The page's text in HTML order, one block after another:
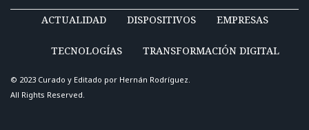
ACTUALIDAD DISPOSITIVOS EMPRESAS
TECNOLOGÍAS TRANSFORMACIÓN DIGITAL
© 2023 Curado y Editado por Hernán Rodríguez.
All Rights Reserved.